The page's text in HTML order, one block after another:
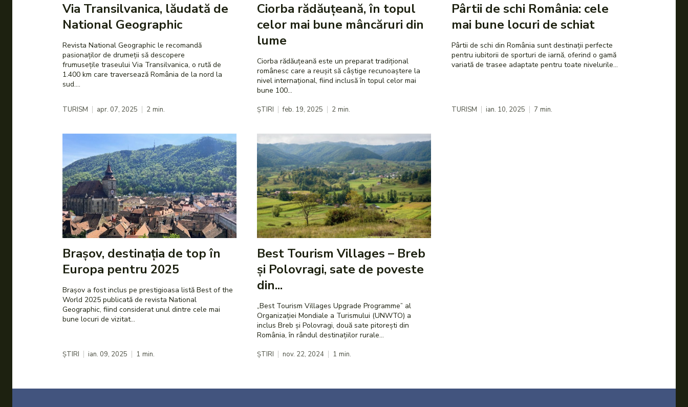
Via Transilvanica, lăudată de
National Geographic
Revista National Geographic le recomandă
pasionaților de drumeții să descopere
frumusețile traseului Via Transilvanica, o rută de
1.400 km care traversează România de la nord la
sud....
TURISM apr. 07, 2025 2 min.
Ciorba rădăuțeană, în topul
celor mai bune mâncăruri din
lume
Ciorba rădăuțeană este un preparat tradițional
românesc care a reușit să câștige recunoaștere la
nivel internațional, fiind inclusă în topul celor mai
bune 100...
ȘTIRI feb. 19, 2025 2 min.
Pârtii de schi România: cele
mai bune locuri de schiat
Pârtii de schi din România sunt destinații perfecte
pentru iubitorii de sporturi de iarnă, oferind o gamă
variată de trasee adaptate pentru toate nivelurile...
TURISM ian. 10, 2025 7 min.
Brașov, destinația de top în
Europa pentru 2025
Brașov a fost inclus pe prestigioasa listă Best of the
World 2025 publicată de revista National
Geographic, fiind considerat unul dintre cele mai
bune locuri de vizitat...
ȘTIRI ian. 09, 2025 1 min.
Best Tourism Villages – Breb
și Polovragi, sate de poveste
din...
„Best Tourism Villages Upgrade Programme” al
Organizației Mondiale a Turismului (UNWTO) a
inclus Breb și Polovragi, două sate pitorești din
România, în rândul destinațiilor rurale...
ȘTIRI nov. 22, 2024 1 min.